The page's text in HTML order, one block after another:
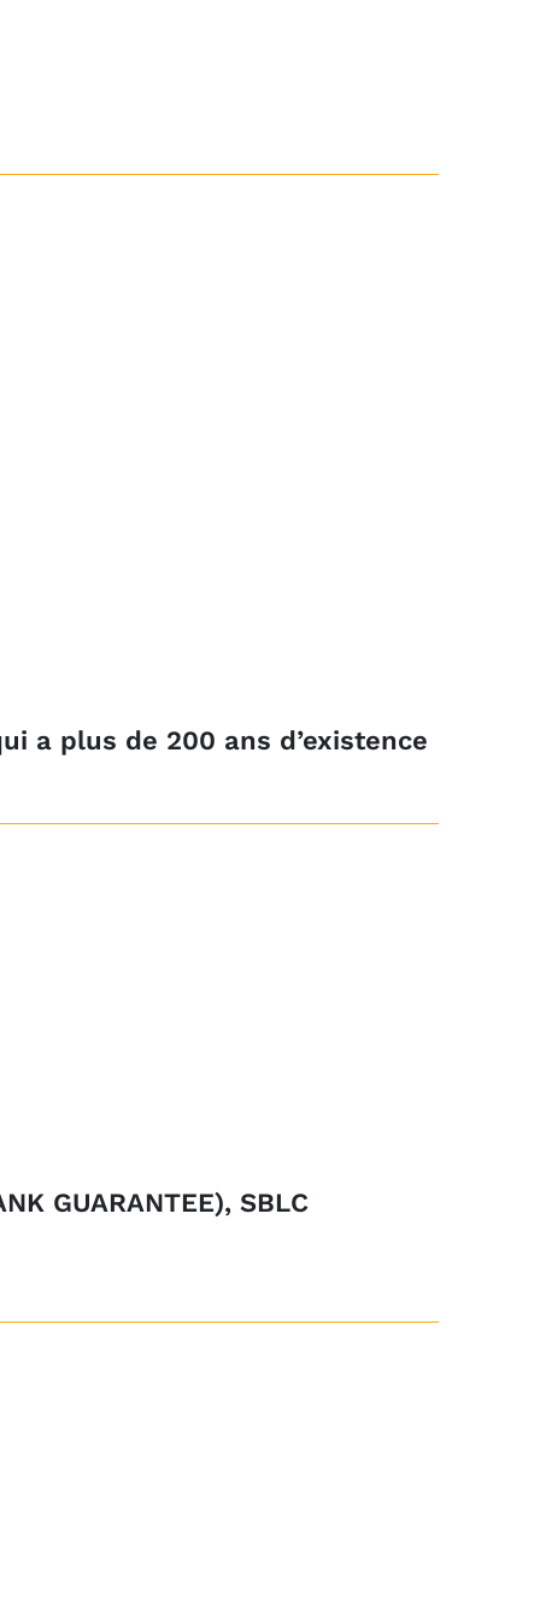
a plus de 200 ans d’existence
GUARANTEE), SBLC